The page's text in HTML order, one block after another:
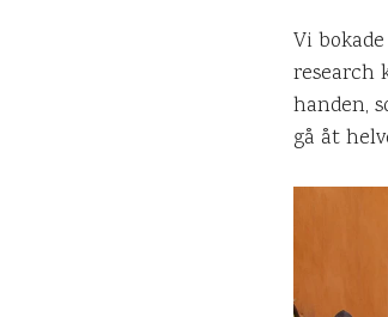
Vi
research
handen,
gå åt